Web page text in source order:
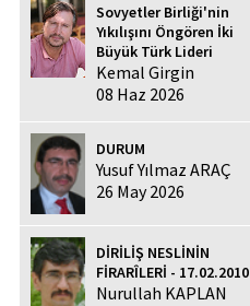
Sovyetler Birliği'nin
Yıkılışını Öngören İki
Büyük Türk Lideri
Kemal Girgin
08 Haz 2026
DURUM
Yusuf Yılmaz ARAÇ
26 May 2026
DİRİLİŞ NESLİNİN
FİRARÎLERİ - 17.02.2010
Nurullah KAPLAN